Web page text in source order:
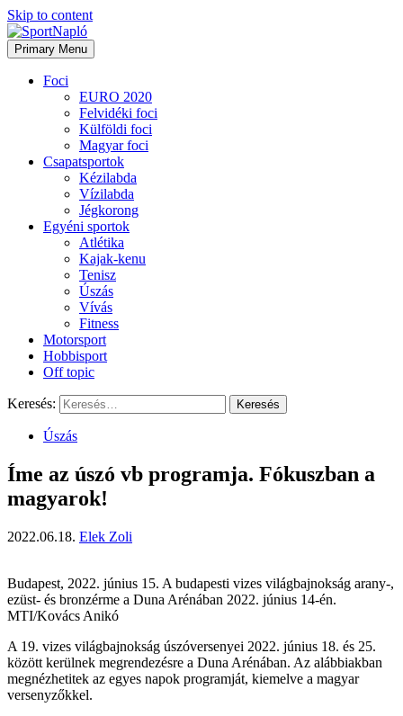
Skip to content
Primary Menu
Foci
EURO 2020
Felvidéki foci
Külföldi foci
Magyar foci
Csapatsportok
Kézilabda
Vízilabda
Jégkorong
Egyéni sportok
Atlétika
Kajak-kenu
Tenisz
Úszás
Vívás
Fitness
Motorsport
Hobbisport
Off topic
Keresés:
Úszás
Íme az úszó vb programja. Fókuszban a
magyarok!
2022.06.18. Elek Zoli
Budapest, 2022. június 15. A budapesti vizes világbajnokság arany-,
ezüst- és bronzérme a Duna Arénában 2022. június 14-én.
MTI/Kovács Anikó
A 19. vizes világbajnokság úszóversenyei 2022. június 18. és 25.
között kerülnek megrendezésre a Duna Arénában. Az alábbiakban
megnézhetitek az egyes napok programját, kiemelve a magyar
versenyzőkkel.